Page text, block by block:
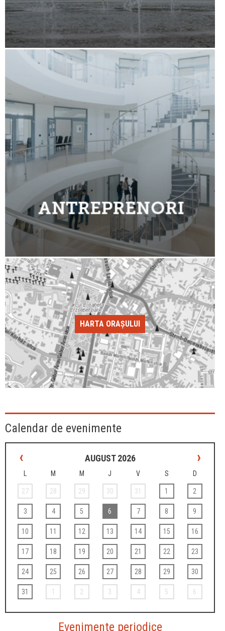
HARTA ORAȘULUI
Calendar de evenimente
‹ AUGUST 2026 ›
L M M J V S D
27 28 29 30 31 1 2
3 4 5 6 7 8 9
10 11 12 13 14 15 16
17 18 19 20 21 22 23
24 25 26 27 28 29 30
31 1 2 3 4 5 6
Evenimente periodice